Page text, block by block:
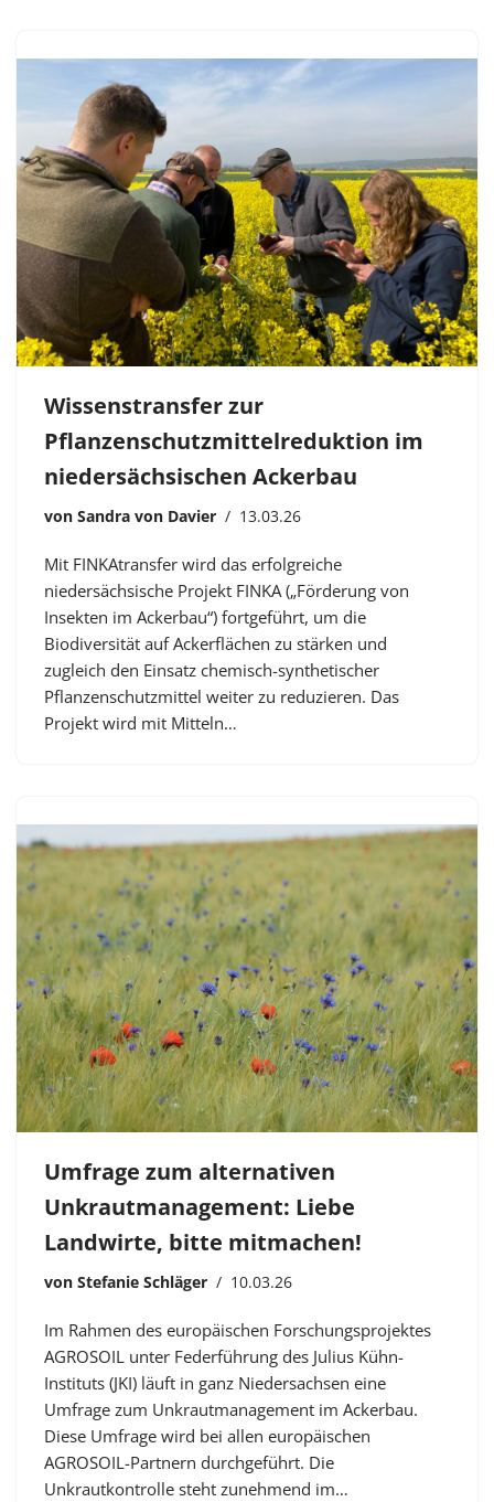
Wissenstransfer zur
Pflanzenschutzmittelreduktion im
niedersächsischen Ackerbau
von Sandra von Davier 13.03.26
Mit FINKAtransfer wird das erfolgreiche
niedersächsische Projekt FINKA („Förderung von
Insekten im Ackerbau“) fortgeführt, um die
Biodiversität auf Ackerflächen zu stärken und
zugleich den Einsatz chemisch-synthetischer
Pflanzenschutzmittel weiter zu reduzieren. Das
Projekt wird mit Mitteln…
Umfrage zum alternativen
Unkrautmanagement: Liebe
Landwirte, bitte mitmachen!
von Stefanie Schläger 10.03.26
Im Rahmen des europäischen Forschungsprojektes
AGROSOIL unter Federführung des Julius Kühn-
Instituts (JKI) läuft in ganz Niedersachsen eine
Umfrage zum Unkrautmanagement im Ackerbau.
Diese Umfrage wird bei allen europäischen
AGROSOIL-Partnern durchgeführt. Die
Unkrautkontrolle steht zunehmend im…